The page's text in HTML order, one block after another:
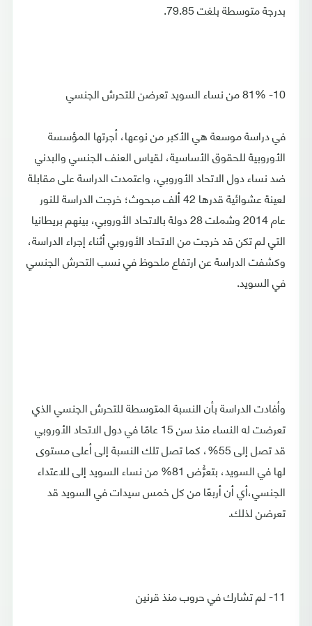
بدرجة متوسطة بلغت 79.85.
10- 81% من نساء السويد تعرضن للتحرش الجنسي
في دراسة موسعة هي الأكبر من نوعها، أجرتها المؤسسة
الأوروبية للحقوق الأساسية، لقياس العنف الجنسي والبدني
ضد نساء دول الاتحاد الأوروبي، واعتمدت الدراسة على مقابلة
لعينة عشوائية قدرها 42 ألف مبحوث؛ خرجت الدراسة للنور
عام 2014 وشملت 28 دولة بالاتحاد الأوروبي، بينهم بريطانيا
التي لم تكن قد خرجت من الاتحاد الأوروبي أثناء إجراء الدراسة،
وكشفت الدراسة عن ارتفاع ملحوظ في نسب التحرش الجنسي
في السويد.
وأفادت الدراسة بأن النسبة المتوسطة للتحرش الجنسي الذي
تعرضت له النساء منذ سن 15 عامًا في دول الاتحاد الأوروبي
قد تصل إلى 55%، كما تصل تلك النسبة إلى أعلى مستوى
لها في السويد، بتعرُّض 81% من نساء السويد إلى للاعتداء
الجنسي،أي أن أربعًا من كل خمس سيدات في السويد قد
تعرضن لذلك.
11- لم تشارك في حروب منذ قرنين